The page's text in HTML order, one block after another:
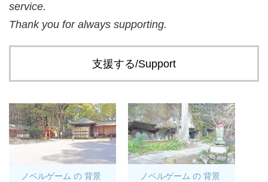
service.
Thank you for always supporting.
支援する/Support
ノベルゲーム の 背景
ノベルゲーム の 背景